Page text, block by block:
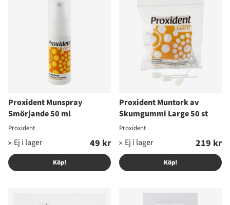
Proxident Munspray
Smörjande 50 ml
Proxident
49 kr
Köp!
Proxident Muntork av
Skumgummi Large 50 st
Proxident
219 kr
Köp!